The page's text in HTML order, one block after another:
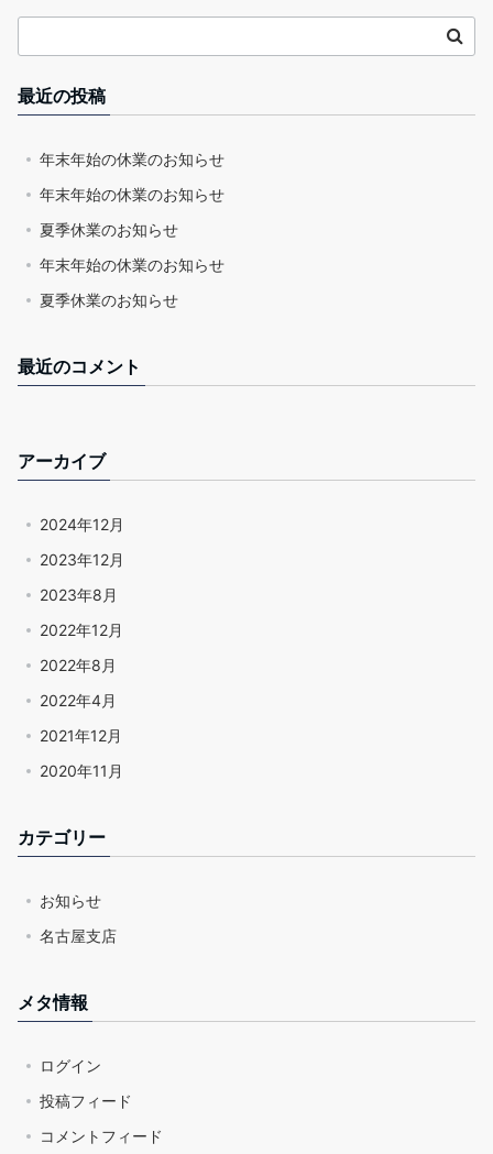
最近の投稿
年末年始の休業のお知らせ
年末年始の休業のお知らせ
夏季休業のお知らせ
年末年始の休業のお知らせ
夏季休業のお知らせ
最近のコメント
アーカイブ
2024年12月
2023年12月
2023年8月
2022年12月
2022年8月
2022年4月
2021年12月
2020年11月
カテゴリー
お知らせ
名古屋支店
メタ情報
ログイン
投稿フィード
コメントフィード